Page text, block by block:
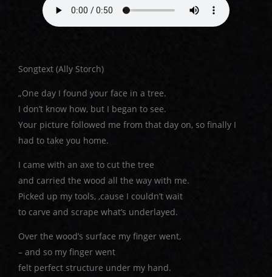
Songtext (Ally Storch)
„One day I found your face in a tree.
I don’t know how, but I began to see.
Your picture followed me from that day on, so finally I
had to take you home.
I came with an axe to cut the tree
and carried the wood all the way with me.
Picked up my tools, ‚cause I couldn’t wait
to carve and scrape what’s underlayed.
Over the wood’s surface my finger went,
– and so my finger went
felt perfect structure under my hand.